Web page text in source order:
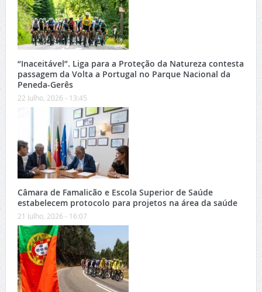
“Inaceitável”. Liga para a Proteção da Natureza contesta
passagem da Volta a Portugal no Parque Nacional da
Peneda-Gerês
22 Julho, 2026 - 13:45
Câmara de Famalicão e Escola Superior de Saúde
estabelecem protocolo para projetos na área da saúde
21 Julho, 2026 - 16:07